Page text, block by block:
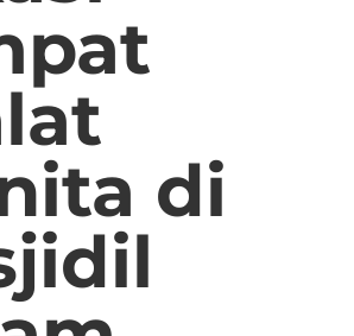
di